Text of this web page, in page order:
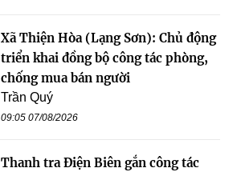
Xã Thiện Hòa (Lạng Sơn): Chủ động
triển khai đồng bộ công tác phòng,
chống mua bán người
Trần Quý
09:05 07/08/2026
Thanh tra Điện Biên gắn công tác